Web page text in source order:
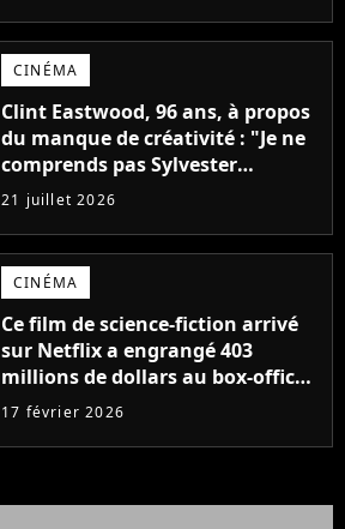
CINÉMA
Clint Eastwood, 96 ans, à propos
du manque de créativité : "Je ne
comprends pas Sylvester
Stallone. J'ai l'impression qu'il ne
fait ça que pour l'argent"
21 juillet 2026
CINÉMA
Ce film de science-fiction arrivé
sur Netflix a engrangé 403
millions de dollars au box-office
et fait revivre l'une des sagas les
temps
17 février 2026